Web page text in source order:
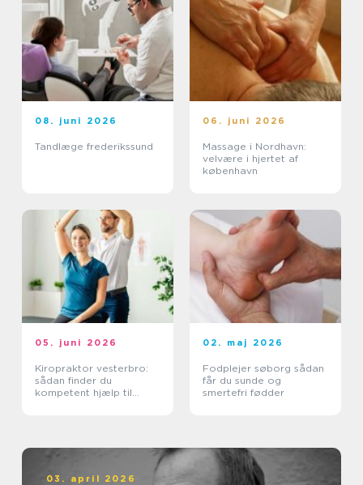
08. juni 2026
Tandlæge frederikssund
06. juni 2026
Massage i Nordhavn:
velvære i hjertet af
københavn
05. juni 2026
Kiropraktor vesterbro:
sådan finder du
kompetent hjælp til
02. maj 2026
Fodplejer søborg sådan
får du sunde og
smertefri fødder
03. april 2026